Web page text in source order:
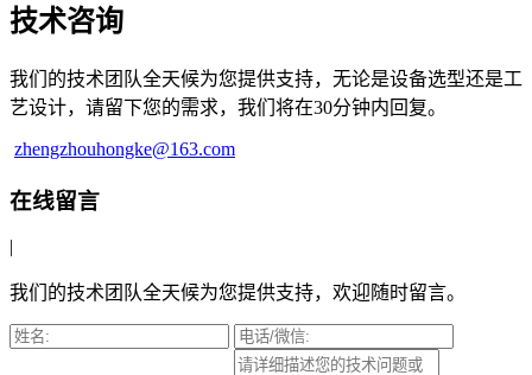
技术咨询
我们的技术团队全天候为您提供支持，无论是设备选型还是工
艺设计，请留下您的需求，我们将在30分钟内回复。
zhengzhouhongke@163.com
在线留言
|
我们的技术团队全天候为您提供支持，欢迎随时留言。